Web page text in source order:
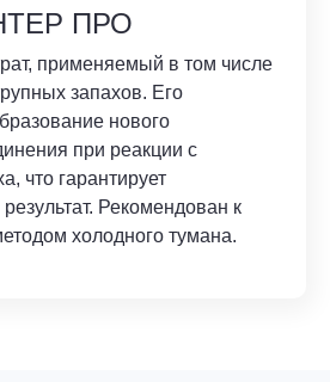
ПРО
применяемый в том числе
запахов. Его
нового
при реакции с
что гарантирует
Рекомендован к
холодного тумана.